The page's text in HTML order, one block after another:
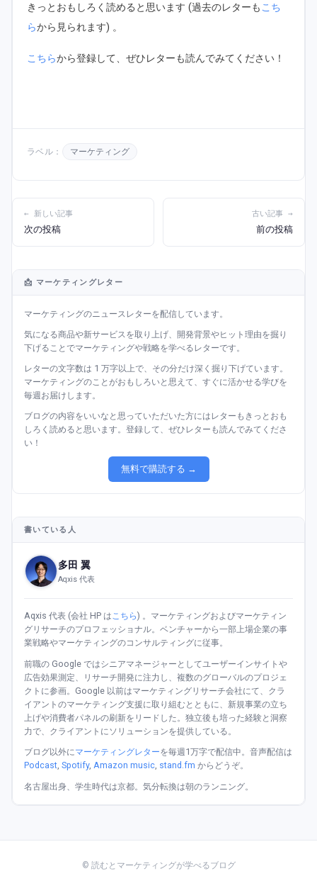
きっとおもしろく読めると思います (過去のレターもこち
らから見られます) 。
こちらから登録して、ぜひレターも読んでみてください！
ラベル： マーケティング
← 新しい記事
次の投稿
古い記事 →
前の投稿
📩 マーケティングレター
マーケティングのニュースレターを配信しています。
気になる商品や新サービスを取り上げ、開発背景やヒット理由を掘り
下げることでマーケティングや戦略を学べるレターです。
レターの文字数は 1 万字以上で、その分だけ深く掘り下げています。
マーケティングのことがおもしろいと思えて、すぐに活かせる学びを
毎週お届けします。
ブログの内容をいいなと思っていただいた方にはレターもきっとおも
しろく読めると思います。登録して、ぜひレターも読んでみてくださ
い！
無料で購読する →
書いている人
多田 翼
Aqxis 代表
Aqxis 代表 (会社 HP はこちら) 。マーケティングおよびマーケティン
グリサーチのプロフェッショナル。ベンチャーから一部上場企業の事
業戦略やマーケティングのコンサルティングに従事。
前職の Google ではシニアマネージャーとしてユーザーインサイトや
広告効果測定、リサーチ開発に注力し、複数のグローバルのプロジェ
クトに参画。Google 以前はマーケティングリサーチ会社にて、クラ
イアントのマーケティング支援に取り組むとともに、新規事業の立ち
上げや消費者パネルの刷新をリードした。独立後も培った経験と洞察
力で、クライアントにソリューションを提供している。
ブログ以外にマーケティングレターを毎週1万字で配信中。音声配信は
Podcast, Spotify, Amazon music, stand.fm からどうぞ。
名古屋出身、学生時代は京都。気分転換は朝のランニング。
© 読むとマーケティングが学べるブログ